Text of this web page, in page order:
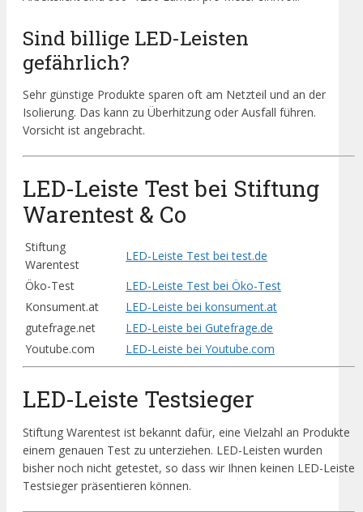
Sind billige LED-Leisten
gefährlich?
Sehr günstige Produkte sparen oft am Netzteil und an der
Isolierung. Das kann zu Überhitzung oder Ausfall führen.
Vorsicht ist angebracht.
LED-Leiste Test bei Stiftung
Warentest & Co
Stiftung
Warentest
LED-Leiste Test bei test.de
Öko-Test
LED-Leiste Test bei Öko-Test
Konsument.at
LED-Leiste bei konsument.at
gutefrage.net
LED-Leiste bei Gutefrage.de
Youtube.com
LED-Leiste bei Youtube.com
LED-Leiste Testsieger
Stiftung Warentest ist bekannt dafür, eine Vielzahl an Produkte
einem genauen Test zu unterziehen. LED-Leisten wurden
bisher noch nicht getestet, so dass wir Ihnen keinen LED-Leiste
Testsieger präsentieren können.